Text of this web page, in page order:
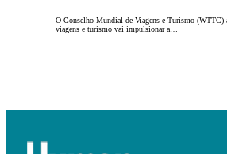
O Conselho Mundial de Viagens e Turismo (WTTC)
viagens e turismo vai impulsionar a…